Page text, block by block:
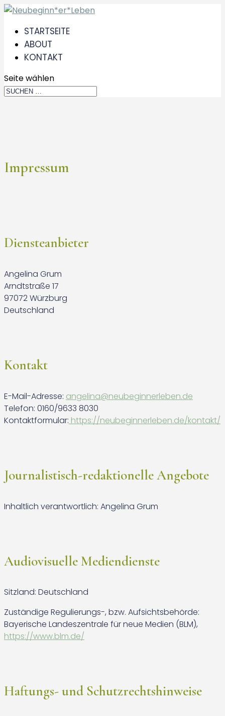
STARTSEITE
ABOUT
KONTAKT
Seite wählen
Impressum
Diensteanbieter
Angelina Grum
Arndtstraße 17
97072 Würzburg
Deutschland
Kontakt
E-Mail-Adresse: angelina@neubeginnerleben.de
Telefon: 0160/9633 8030
Kontaktformular: https://neubeginnerleben.de/kontakt/
Journalistisch-redaktionelle Angebote
Inhaltlich verantwortlich: Angelina Grum
Audiovisuelle Mediendienste
Sitzland: Deutschland
Zuständige Regulierungs-, bzw. Aufsichtsbehörde:
Bayerische Landeszentrale für neue Medien (BLM),
https://www.blm.de/
Haftungs- und Schutzrechtshinweise